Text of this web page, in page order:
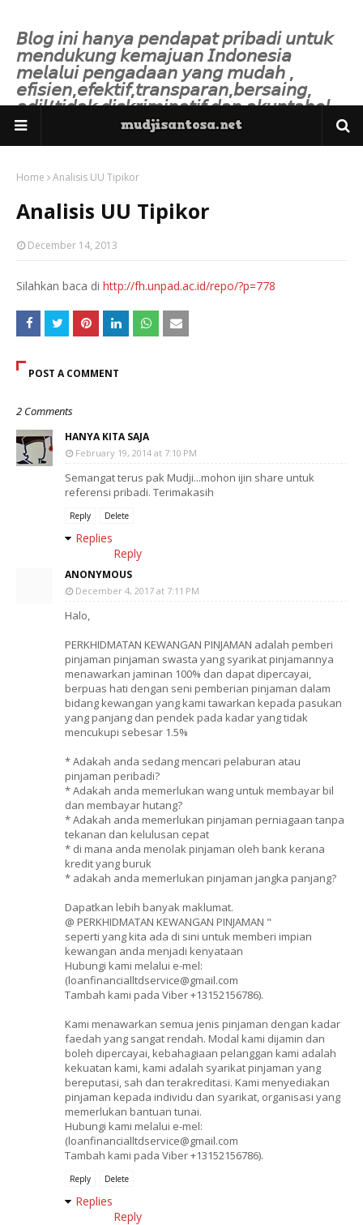
𝘉𝘭𝘰𝘨 𝘪𝘯𝘪 𝘩𝘢𝘯𝘺𝘢 𝘱𝘦𝘯𝘥𝘢𝘱𝘢𝘵 𝘱𝘳𝘪𝘣𝘢𝘥𝘪 𝘶𝘯𝘵𝘶𝘬
𝘮𝘦𝘯𝘥𝘶𝘬𝘶𝘯𝘨 𝘬𝘦𝘮𝘢𝘫𝘶𝘢𝘯 𝘐𝘯𝘥𝘰𝘯𝘦𝘴𝘪𝘢
𝘮𝘦𝘭𝘢𝘭𝘶𝘪 𝘱𝘦𝘯𝘨𝘢𝘥𝘢𝘢𝘯 𝘺𝘢𝘯𝘨 𝘮𝘶𝘥𝘢𝘩 ,
𝘦𝘧𝘪𝘴𝘪𝘦𝘯,𝘦𝘧𝘦𝘬𝘵𝘪𝘧,𝘵𝘳𝘢𝘯𝘴𝘱𝘢𝘳𝘢𝘯,𝘣𝘦𝘳𝘴𝘢𝘪𝘯𝘨,
𝘢𝘥𝘪𝘭/𝘵𝘪𝘥𝘢𝘬 𝘥𝘪𝘴𝘬𝘳𝘪𝘮𝘪𝘯𝘢𝘵𝘪𝘧 𝘥𝘢𝘯 𝘢𝘬𝘶𝘯𝘵𝘢𝘣𝘦𝘭.
Home Analisis UU Tipikor
Analisis UU Tipikor
December 14, 2013
Silahkan baca di http://fh.unpad.ac.id/repo/?p=778
POST A COMMENT
2 Comments
HANYA KITA SAJA
February 19, 2014 at 7:10 PM
Semangat terus pak Mudji...mohon ijin share untuk
referensi pribadi. Terimakasih
Reply Delete
Replies
Reply
ANONYMOUS
December 4, 2017 at 7:11 PM
Halo,
PERKHIDMATAN KEWANGAN PINJAMAN adalah pemberi
pinjaman pinjaman swasta yang syarikat pinjamannya
menawarkan jaminan 100% dan dapat dipercayai,
berpuas hati dengan seni pemberian pinjaman dalam
bidang kewangan yang kami tawarkan kepada pasukan
yang panjang dan pendek pada kadar yang tidak
mencukupi sebesar 1.5%
* Adakah anda sedang mencari pelaburan atau
pinjaman peribadi?
* Adakah anda memerlukan wang untuk membayar bil
dan membayar hutang?
* Adakah anda memerlukan pinjaman perniagaan tanpa
tekanan dan kelulusan cepat
* di mana anda menolak pinjaman oleh bank kerana
kredit yang buruk
* adakah anda memerlukan pinjaman jangka panjang?
Dapatkan lebih banyak maklumat.
@ PERKHIDMATAN KEWANGAN PINJAMAN "
seperti yang kita ada di sini untuk memberi impian
kewangan anda menjadi kenyataan
Hubungi kami melalui e-mel:
(loanfinancialltdservice@gmail.com
Tambah kami pada Viber +13152156786).
Kami menawarkan semua jenis pinjaman dengan kadar
faedah yang sangat rendah. Modal kami dijamin dan
boleh dipercayai, kebahagiaan pelanggan kami adalah
kekuatan kami, kami adalah syarikat pinjaman yang
bereputasi, sah dan terakreditasi. Kami menyediakan
pinjaman kepada individu dan syarikat, organisasi yang
memerlukan bantuan tunai.
Hubungi kami melalui e-mel:
(loanfinancialltdservice@gmail.com
Tambah kami pada Viber +13152156786).
Reply Delete
Replies
Reply